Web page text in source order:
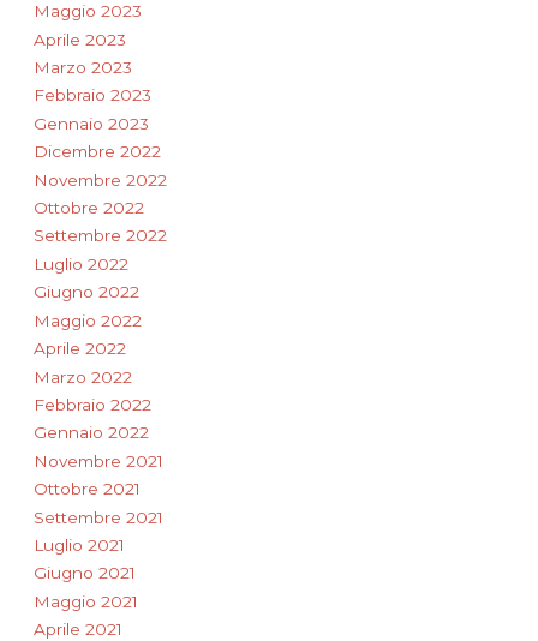
Maggio 2023
Aprile 2023
Marzo 2023
Febbraio 2023
Gennaio 2023
Dicembre 2022
Novembre 2022
Ottobre 2022
Settembre 2022
Luglio 2022
Giugno 2022
Maggio 2022
Aprile 2022
Marzo 2022
Febbraio 2022
Gennaio 2022
Novembre 2021
Ottobre 2021
Settembre 2021
Luglio 2021
Giugno 2021
Maggio 2021
Aprile 2021